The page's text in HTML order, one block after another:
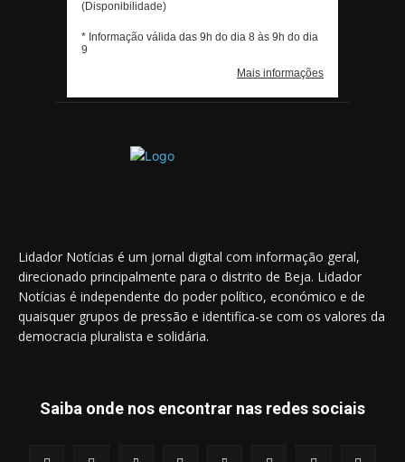
Lidador Notícias é um jornal digital com informação geral,
direcionado principalmente para o distrito de Beja. Lidador
Notícias é independente do poder político, económico e de
quaisquer grupos de pressão e identifica-se com os valores da
democracia pluralista e solidária.
Saiba onde nos encontrar nas redes sociais